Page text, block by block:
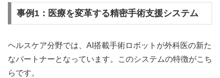
事例1：医療を変革する精密手術支援システム
ヘルスケア分野では、AI搭載手術ロボットが外科医の新た
なパートナーとなっています。このシステムの特徴がこち
らです。